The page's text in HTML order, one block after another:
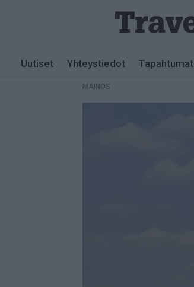
Uutiset Yhteystiedot Tapahtumat
MAINOS